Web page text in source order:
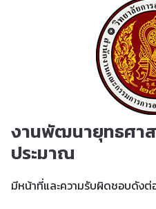
งานพัฒนายุทธศา
ประมาณ
มีหน้าที่และความรับผิดชอบดังต่